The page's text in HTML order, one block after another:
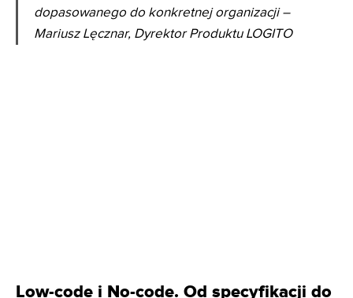
dopasowanego do konkretnej organizacji –
Mariusz Lęcznar, Dyrektor Produktu LOGITO
Low-code i No-code. Od specyfikacji do